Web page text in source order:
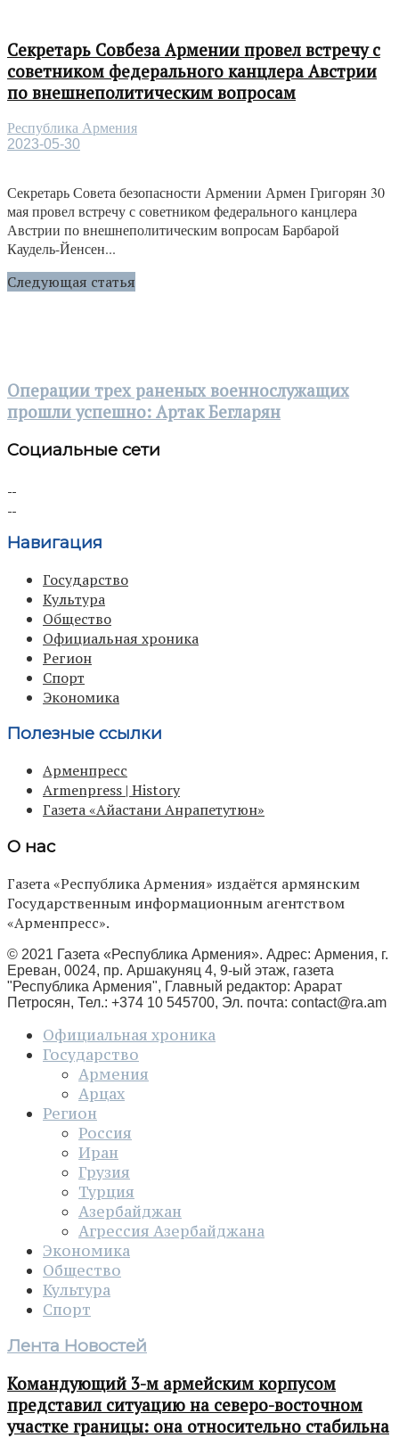
Секретарь Совбеза Армении провел встречу с
советником федерального канцлера Австрии
по внешнеполитическим вопросам
Республика Армения
2023-05-30
Секретарь Совета безопасности Армении Армен Григорян 30
мая провел встречу с советником федерального канцлера
Австрии по внешнеполитическим вопросам Барбарой
Каудель-Йенсен...
Следующая статья
Операции трех раненых военнослужащих
прошли успешно: Артак Бегларян
Социальные сети
Навигация
Государство
Культура
Общество
Официальная хроника
Регион
Спорт
Экономика
Полезные ссылки
Арменпресс
Armenpress | History
Газета «Айастани Анрапетутюн»
О нас
Газета «Республика Армения» издаётся армянским
Государственным информационным агентством
«Арменпресс».
© 2021 Газета «Республика Армения». Адрес: Армения, г.
Ереван, 0024, пр. Аршакуняц 4, 9-ый этаж, газета
"Республика Армения", Главный редактор: Арарат
Петросян, Тел.: +374 10 545700, Эл. почта: contact@ra.am
Официальная хроника
Государство
Армения
Арцах
Регион
Россия
Иран
Грузия
Турция
Азербайджан
Агрессия Азербайджана
Экономика
Общество
Культура
Спорт
Лента Новостей
Командующий 3-м армейским корпусом
представил ситуацию на северо-восточном
участке границы: она относительно стабильна